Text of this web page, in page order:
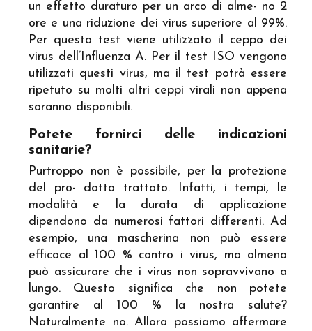
un effetto duraturo per un arco di alme- no 2
ore e una riduzione dei virus superiore al 99%.
Per questo test viene utilizzato il ceppo dei
virus dell’Influenza A. Per il test ISO vengono
utilizzati questi virus, ma il test potrà essere
ripetuto su molti altri ceppi virali non appena
saranno disponibili.
Potete fornirci delle indicazioni
sanitarie?
Purtroppo non è possibile, per la protezione
del pro- dotto trattato. Infatti, i tempi, le
modalità e la durata di applicazione
dipendono da numerosi fattori differenti. Ad
esempio, una mascherina non può essere
efficace al 100 % contro i virus, ma almeno
può assicurare che i virus non sopravvivano a
lungo. Questo significa che non potete
garantire al 100 % la nostra salute?
Naturalmente no. Allora possiamo affermare